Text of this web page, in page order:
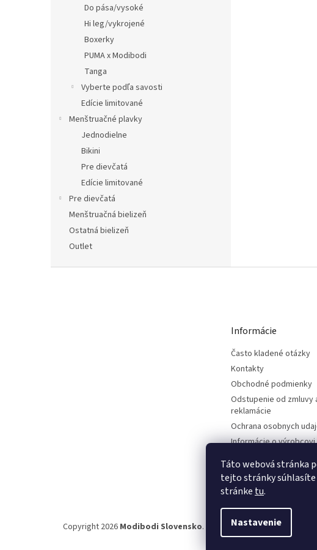
Táto webová stránka
tejto stránky súhlasíte
stránke tu.
Nastavenie
Do pása/vysoké
Hi leg/vykrojené
Boxerky
PUMA x Modibodi
Tanga
Vyberte podľa savosti
Edície limitované
Menštruačné plavky
Jednodielne
Bikini
Pre dievčatá
Edície limitované
Pre dievčatá
Menštruačná bielizeň
Ostatná bielizeň
Outlet
Informácie
Často kladené otázky
Kontakty
Obchodné podmienky
Odstupenie od zmluvy
reklamácie
Ochrana osobnych
Informácie o výrobcovi
Copyright 2026 Modibodi Slovensko. Všetky práva vyhradené.